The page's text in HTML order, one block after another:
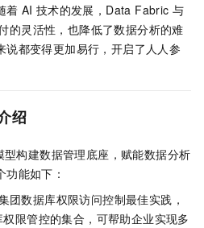
着 AI 技术的发展，Data Fabric 与
的灵活性，也降低了数据分析的难
说都变得更加易行，开启了人人参
绍
构建数据管理底座，赋能数据分析
能如下：
团数据库权限访问控制最佳实践，
限管控的集合，可帮助企业实现多